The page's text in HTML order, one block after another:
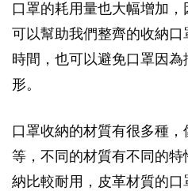
口罩的耗用量也大幅增加
可以幫助我們整齊的收納
時間，也可以避免口罩因
形。
口罩收納的材質有很多種
等，不同的材質有不同的
納比較耐用，皮革材質的